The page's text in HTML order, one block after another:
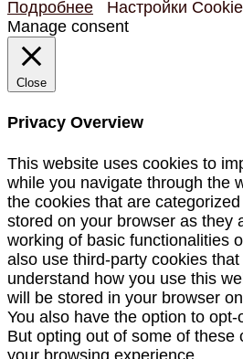
Подробнее
Настройки Cookie
Manage consent
Close
Privacy Overview
This website uses cookies to
while you navigate through the
the cookies that are
stored on your browser as they
working of basic functionalities
also use third-party cookies
understand how you use this
will be stored in your browser
You also have the option to
But opting out of some of these